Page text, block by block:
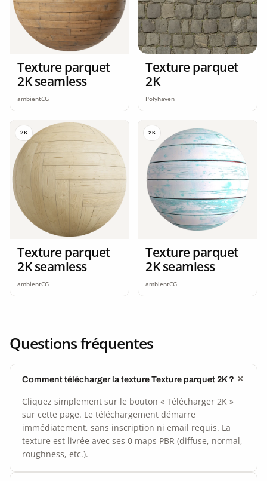
Texture parquet
2K seamless
ambientCG
Texture parquet
2K
Polyhaven
2K
Texture parquet
2K seamless
ambientCG
2K
Texture parquet
2K seamless
ambientCG
Questions fréquentes
Comment télécharger la texture Texture parquet 2K ?
Cliquez simplement sur le bouton « Télécharger 2K »
sur cette page. Le téléchargement démarre
immédiatement, sans inscription ni email requis. La
texture est livrée avec ses 0 maps PBR (diffuse, normal,
roughness, etc.).